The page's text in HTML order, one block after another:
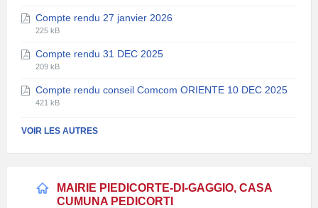
fichier:
pdf
fichier:
Compte rendu 27 janvier 2026
Extension
fichier:
pdf
Taille
fichier:
225 kB
Compte rendu 31 DEC 2025
Extension
fichier:
pdf
Taille
fichier:
209 kB
Compte rendu conseil Comcom ORIENTE 10 DEC 2025
Extension
fichier:
Taille
fichier:
421 kB
VOIR LES AUTRES
MAIRIE PIEDICORTE-DI-GAGGIO, CASA
CUMUNA PEDICORTI